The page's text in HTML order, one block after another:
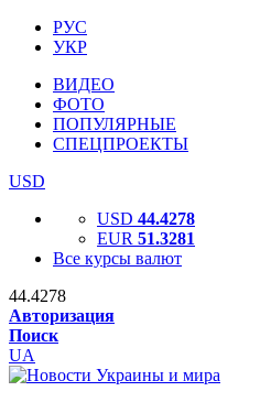
РУС
УКР
ВИДЕО
ФОТО
ПОПУЛЯРНЫЕ
СПЕЦПРОЕКТЫ
USD
USD 44.4278
EUR 51.3281
Все курсы валют
44.4278
Авторизация
Поиск
UA